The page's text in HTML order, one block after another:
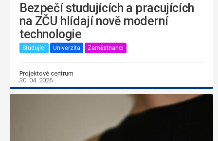
Bezpečí studujících a pracujících
na ZČU hlídají nově moderní
technologie
Studující Univerzita Zaměstnanci
Projektové centrum
30. 04. 2026